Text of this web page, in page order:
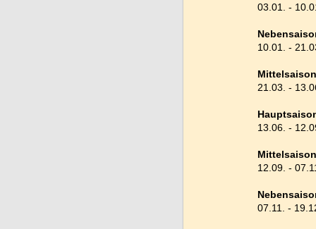
03.01. -
10.01. -
21.03. -
13.06. -
12.09. -
07.11. -